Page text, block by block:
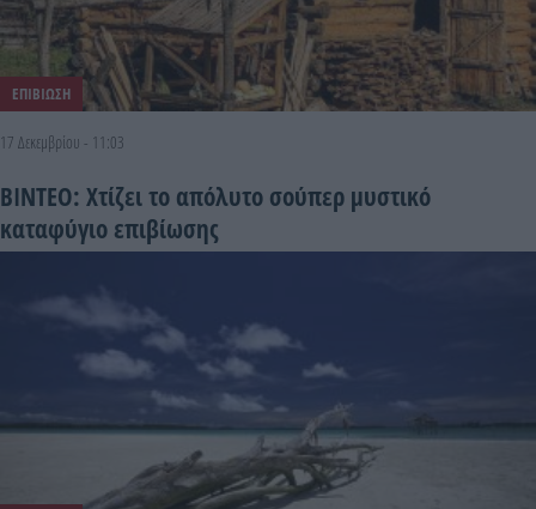
ΕΠΙΒΙΩΣΗ
17 Δεκεμβρίου - 11:03
ΒΙΝΤΕΟ: Χτίζει το απόλυτο σούπερ μυστικό
καταφύγιο επιβίωσης